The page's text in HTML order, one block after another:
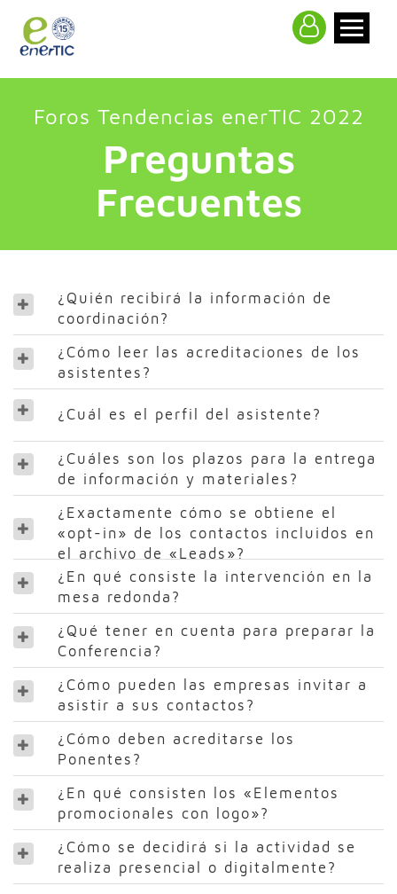
Foros Tendencias enerTIC 2022
Preguntas
Frecuentes
¿Quién recibirá la información de
coordinación?
¿Cómo leer las acreditaciones de los
asistentes?
¿Cuál es el perfil del asistente?
¿Cuáles son los plazos para la entrega
de información y materiales?
¿Exactamente cómo se obtiene el
«opt-in» de los contactos incluidos en
el archivo de «Leads»?
¿En qué consiste la intervención en la
mesa redonda?
¿Qué tener en cuenta para preparar la
Conferencia?
¿Cómo pueden las empresas invitar a
asistir a sus contactos?
¿Cómo deben acreditarse los
Ponentes?
¿En qué consisten los «Elementos
promocionales con logo»?
¿Cómo se decidirá si la actividad se
realiza presencial o digitalmente?